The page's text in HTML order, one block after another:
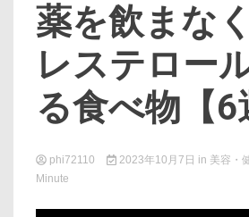
薬を飲まな
レステロー
る食べ物【6
phi72110 2023年10月7日 in 美容・
Minute